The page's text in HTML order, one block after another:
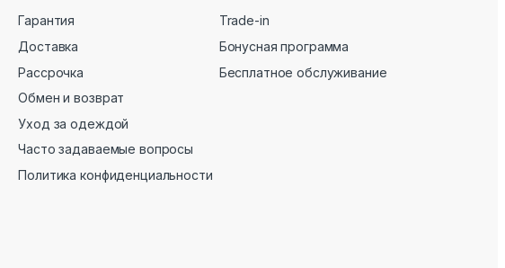
Гарантия
Доставка
Рассрочка
Обмен и возврат
Уход за одеждой
Часто задаваемые вопросы
Политика конфиденциальности
Trade-in
Бонусная программа
Бесплатное обслуживание